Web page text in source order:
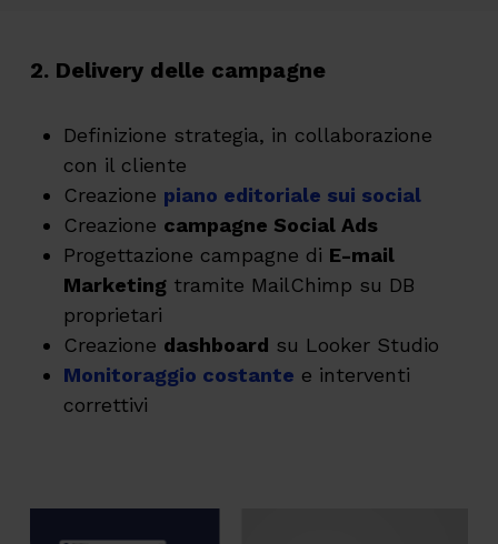
2. Delivery delle campagne
Definizione strategia, in collaborazione
con il cliente
Creazione piano editoriale sui social
Creazione campagne Social Ads
Progettazione campagne di E-mail
Marketingtramite MailChimp su DB
proprietari
Creazione dashboard su Looker Studio
Monitoraggio costante e interventi
correttivi